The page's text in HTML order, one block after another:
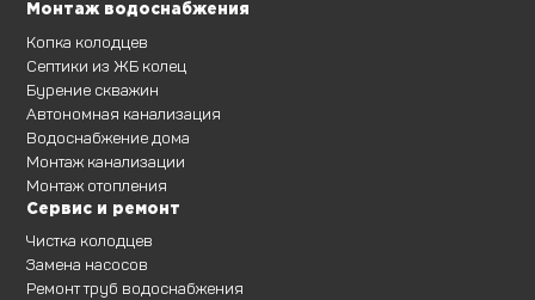
Монтаж водоснабжения
Копка колодцев
Септики из ЖБ колец
Бурение скважин
Автономная канализация
Водоснабжение дома
Монтаж канализации
Монтаж отопления
Сервис и ремонт
Чистка колодцев
Замена насосов
Ремонт труб водоснабжения